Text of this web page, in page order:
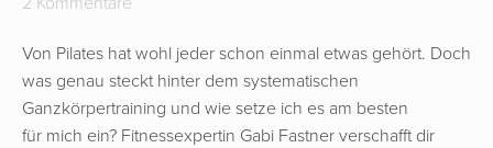
Von Pilates hat wohl jeder schon einmal etwas gehört. Doch
was genau steckt hinter dem systematischen
Ganzkörpertraining und wie setze ich es am besten
für mich ein? Fitnessexpertin Gabi Fastner verschafft dir